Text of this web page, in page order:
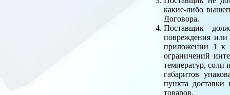
какие-либо
Договора.
Поставщик
повреждения или
приложении 1 к
ограничений
температур, соли
габаритов
пункта
товаров.